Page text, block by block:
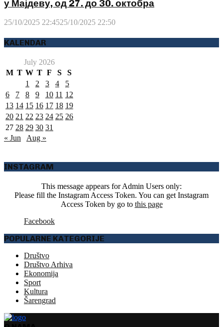
у Мајдеву, од 27. до 30. октобра
25/10/2025 22:4525/10/2025 22:50
KALENDAR
July 2026
M T W T F S
S
1
2 3 4
5
6
7 8 9 10 11 12
13 14 15 16 17 18 19
20 21 22 23 24 25 26
27 28 29 30 31
« Jun
Aug »
INSTAGRAM
This message appears for Admin Users only:
Please fill the Instagram Access Token. You can get Instagram
Access Token by go to this page
Facebook
POPULARNE KATEGORIJE
Društvo
Društvo Arhiva
Ekonomija
Sport
Kultura
Šarengrad